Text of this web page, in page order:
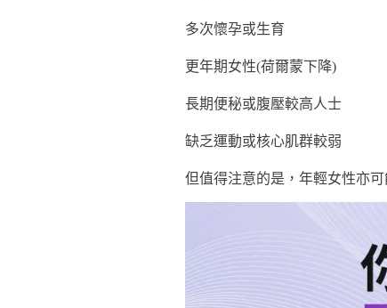
多次懷孕或生育
更年期女性(荷爾蒙下降)
長期便秘或腹壓較高人士
缺乏運動或核心肌群較弱
但值得注意的是，年輕女性亦